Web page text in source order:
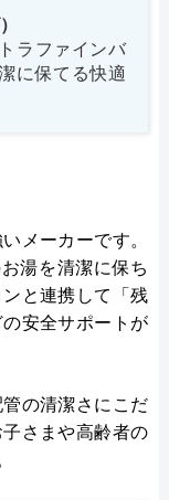
ラファインバ
に保てる快適
メーカーです。
湯を清潔に保ち
と連携して「残
安全サポートが
の清潔さにこだ
さまや高齢者の